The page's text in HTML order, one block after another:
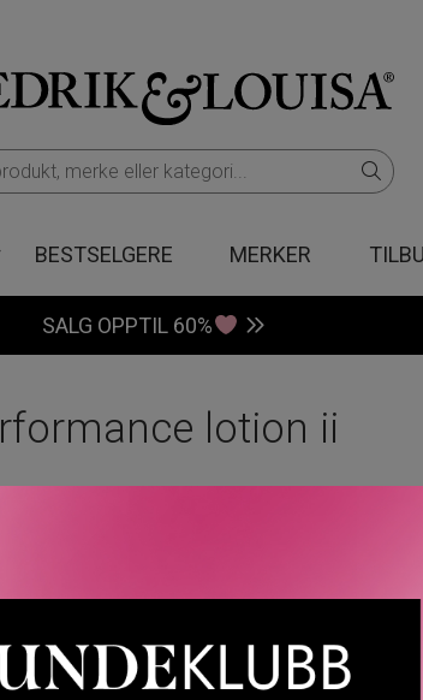
BESTSELGERE MERKER
SALG OPPTIL 60%
lotion ii
kunder om oss